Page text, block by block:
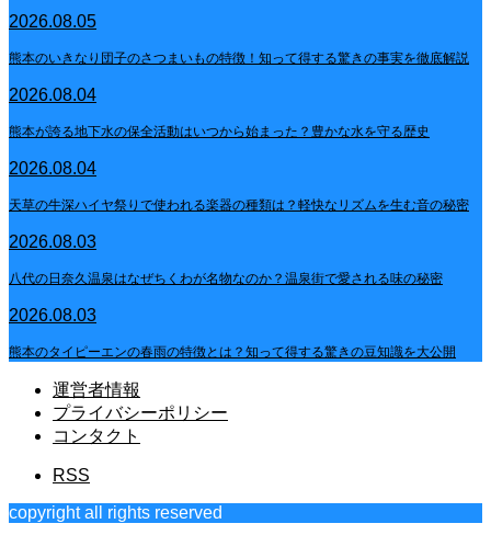
2026.08.05
熊本のいきなり団子のさつまいもの特徴！知って得する驚きの事実を徹底解説
2026.08.04
熊本が誇る地下水の保全活動はいつから始まった？豊かな水を守る歴史
2026.08.04
天草の牛深ハイヤ祭りで使われる楽器の種類は？軽快なリズムを生む音の秘密
2026.08.03
八代の日奈久温泉はなぜちくわが名物なのか？温泉街で愛される味の秘密
2026.08.03
熊本のタイピーエンの春雨の特徴とは？知って得する驚きの豆知識を大公開
運営者情報
プライバシーポリシー
コンタクト
RSS
copyright all rights reserved